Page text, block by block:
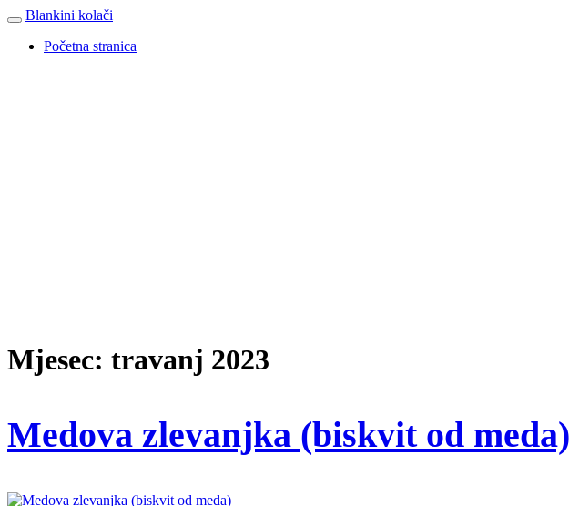
Blankini kolači
Početna stranica
Mjesec: travanj 2023
Medova zlevanjka (biskvit od meda)